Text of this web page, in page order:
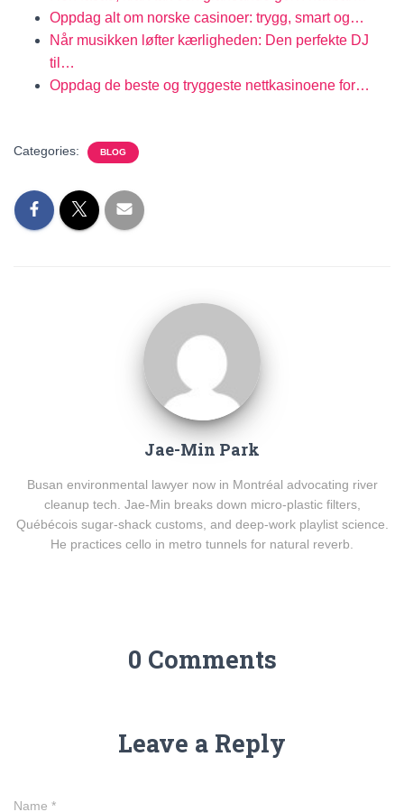
Oppdag alt om norske casinoer: trygg, smart og…
Når musikken løfter kærligheden: Den perfekte DJ
til…
Oppdag de beste og tryggeste nettkasinoene for…
Categories: BLOG
Jae-Min Park
Busan environmental lawyer now in Montréal advocating river
cleanup tech. Jae-Min breaks down micro-plastic filters,
Québécois sugar-shack customs, and deep-work playlist science.
He practices cello in metro tunnels for natural reverb.
0 Comments
Leave a Reply
Name *